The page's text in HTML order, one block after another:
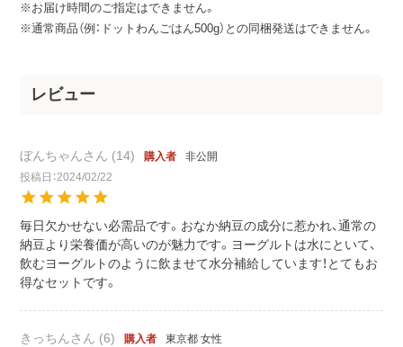
※お届け時間のご指定はできません。
※通常商品（例：ドットわんごはん500g）との同梱発送はできません。
ぼんちゃん 14 購入者
非公開
投稿日 2024/02/22
毎日欠かせない必需品です。おなか納豆の成分に惹かれ、通常の
納豆より栄養価が高いのが魅力です。ヨーグルトは水にといて、
飲むヨーグルトのように飲ませて水分補給しています！とてもお
得なセットです。
きっちん 6 購入者 東京都 女性